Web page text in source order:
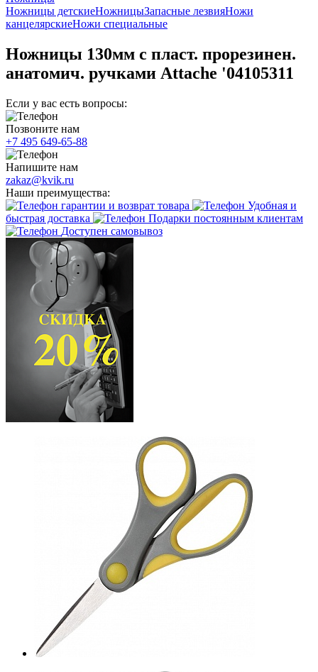
Ножницы детскиеНожницыЗапасные лезвияНожи
канцелярскиеНожи специальные
Ножницы 130мм с пласт. прорезинен.
анатомич. ручками Attache '04105311
Если у вас есть вопросы:
Позвоните нам
+7 495 649-65-88
Напишите нам
zakaz@kvik.ru
Наши преимущества:
гарантии и возврат товара
Удобная и
быстрая доставка
Подарки постоянным клиентам
Доступен самовывоз